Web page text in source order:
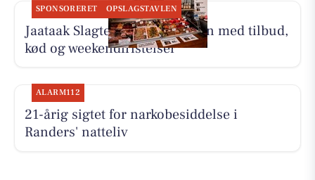
SPONSORERET OPSLAGSTAVLEN
Jaataak Slagteren fylder disken med tilbud,
kød og weekendfristelser
ALARM112
21-årig sigtet for narkobesiddelse i
Randers' natteliv